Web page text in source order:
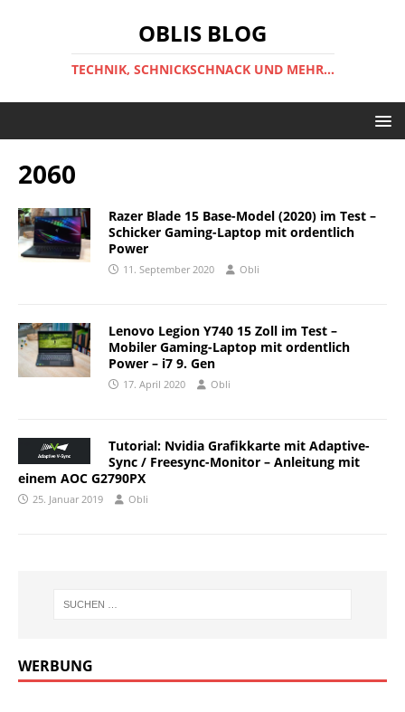
OBLIS BLOG
TECHNIK, SCHNICKSCHNACK UND MEHR...
2060
Razer Blade 15 Base-Model (2020) im Test –
Schicker Gaming-Laptop mit ordentlich
Power
11. September 2020 Obli
Lenovo Legion Y740 15 Zoll im Test –
Mobiler Gaming-Laptop mit ordentlich
Power – i7 9. Gen
17. April 2020 Obli
Tutorial: Nvidia Grafikkarte mit Adaptive-
Sync / Freesync-Monitor – Anleitung mit
einem AOC G2790PX
25. Januar 2019 Obli
WERBUNG